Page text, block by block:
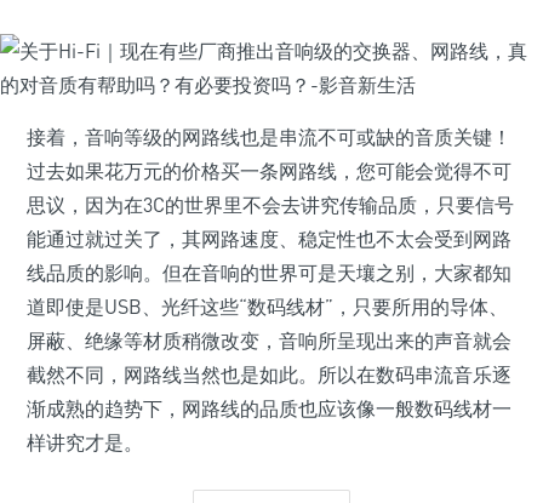
接着，音响等级的网路线也是串流不可或缺的音质关键！
过去如果花万元的价格买一条网路线，您可能会觉得不可
思议，因为在3C的世界里不会去讲究传输品质，只要信号
能通过就过关了，其网路速度、稳定性也不太会受到网路
线品质的影响。但在音响的世界可是天壤之别，大家都知
道即使是USB、光纤这些“数码线材”，只要所用的导体、
屏蔽、绝缘等材质稍微改变，音响所呈现出来的声音就会
截然不同，网路线当然也是如此。所以在数码串流音乐逐
渐成熟的趋势下，网路线的品质也应该像一般数码线材一
样讲究才是。